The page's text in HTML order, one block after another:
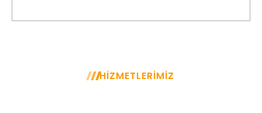
HİZMETLERİMİZ